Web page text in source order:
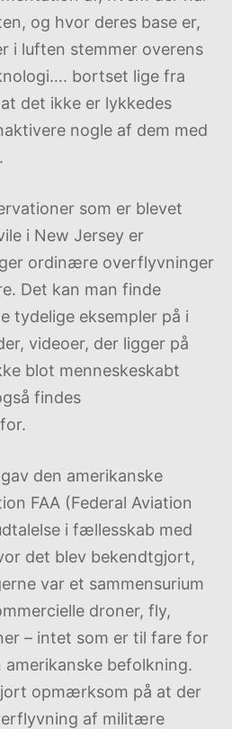
og hvor deres base er,
i luften stemmer overens
bortset lige fra
det ikke er lykkedes
nogle af dem med
som er blevet
i New Jersey er
ordinære overflyvninger
Det kan man finde
tydelige eksempler på i
videoer, der ligger på
blot menneskeskabt
findes
den amerikanske
FAA (Federal Aviation
i fællesskab med
det blev bekendtgjort,
var et sammensurium
droner, fly,
– intet som er til fare for
befolkning.
opmærksom på at der
af militære